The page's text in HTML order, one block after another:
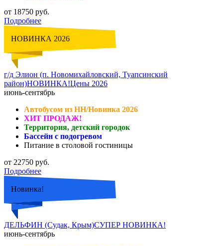
от 18750 руб.
Подробнее
НОВИНКА 2026
г/д Элион (п. Новомихайловский, Туапсинский
район)НОВИНКА!Цены 2026
июнь-сентябрь
Автобусом из НН/Новинка 2026
ХИТ ПРОДАЖ!
Территория, детский городок
Бассейн с подогревом
Питание в столовой гостиницы
от 22750 руб.
Подробнее
Новинка!
ДЕЛЬФИН (Судак, Крым)СУПЕР НОВИНКА!
июнь-сентябрь